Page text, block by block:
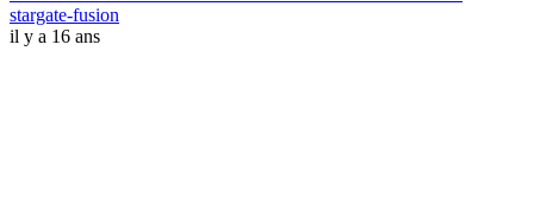
stargate-fusion
il y a 16 ans